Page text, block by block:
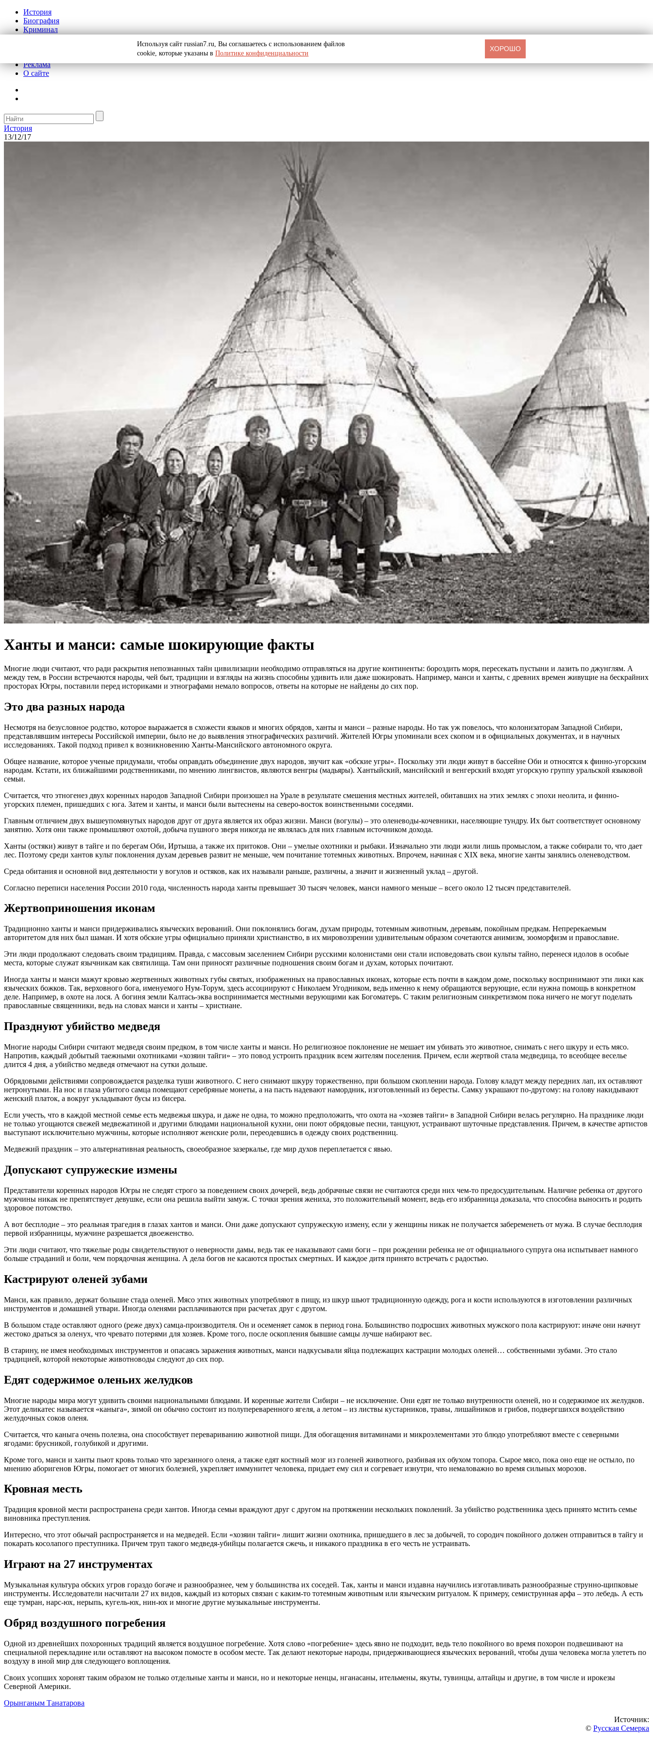
История
Биография
Криминал
Реклама
О сайте
История
13/12/17
Ханты и манси: самые шокирующие факты
Многие люди считают, что ради раскрытия непознанных тайн цивилизации необходимо отправляться на другие континенты: бороздить моря, пересекать пустыни и лазить по джунглям. А
между тем, в России встречаются народы, чей быт, традиции и взгляды на жизнь способны удивить или даже шокировать. Например, манси и ханты, с древних времен живущие на бескрайних
просторах Югры, поставили перед историками и этнографами немало вопросов, ответы на которые не найдены до сих пор.
Это два разных народа
Несмотря на безусловное родство, которое выражается в схожести языков и многих обрядов, ханты и манси – разные народы. Но так уж повелось, что колонизаторам Западной Сибири,
представлявшим интересы Российской империи, было не до выявления этнографических различий. Жителей Югры упоминали всех скопом и в официальных документах, и в научных
исследованиях. Такой подход привел к возникновению Ханты-Мансийского автономного округа.
Общее название, которое ученые придумали, чтобы оправдать объединение двух народов, звучит как «обские угры». Поскольку эти люди живут в бассейне Оби и относятся к финно-угорским
народам. Кстати, их ближайшими родственниками, по мнению лингвистов, являются венгры (мадьяры). Хантыйский, мансийский и венгерский входят угорскую группу уральской языковой
семьи.
Считается, что этногенез двух коренных народов Западной Сибири произошел на Урале в результате смешения местных жителей, обитавших на этих землях с эпохи неолита, и финно-
угорских племен, пришедших с юга. Затем и ханты, и манси были вытеснены на северо-восток воинственными соседями.
Главным отличием двух вышеупомянутых народов друг от друга является их образ жизни. Манси (вогулы) – это оленеводы-кочевники, населяющие тундру. Их быт соответствует основному
занятию. Хотя они также промышляют охотой, добыча пушного зверя никогда не являлась для них главным источником дохода.
Ханты (остяки) живут в тайге и по берегам Оби, Иртыша, а также их притоков. Они – умелые охотники и рыбаки. Изначально эти люди жили лишь промыслом, а также собирали то, что дает
лес. Поэтому среди хантов культ поклонения духам деревьев развит не меньше, чем почитание тотемных животных. Впрочем, начиная с XIX века, многие ханты занялись оленеводством.
Среда обитания и основной вид деятельности у вогулов и остяков, как их называли раньше, различны, а значит и жизненный уклад – другой.
Согласно переписи населения России 2010 года, численность народа ханты превышает 30 тысяч человек, манси намного меньше – всего около 12 тысяч представителей.
Жертвоприношения иконам
Традиционно ханты и манси придерживались языческих верований. Они поклонялись богам, духам природы, тотемным животным, деревьям, покойным предкам. Непререкаемым
авторитетом для них был шаман. И хотя обские угры официально приняли христианство, в их мировоззрении удивительным образом сочетаются анимизм, зооморфизм и православие.
Эти люди продолжают следовать своим традициям. Правда, с массовым заселением Сибири русскими колонистами они стали исповедовать свои культы тайно, перенеся идолов в особые
места, которые служат язычникам как святилища. Там они приносят различные подношения своим богам и духам, которых почитают.
Иногда ханты и манси мажут кровью жертвенных животных губы святых, изображенных на православных иконах, которые есть почти в каждом доме, поскольку воспринимают эти лики как
языческих божков. Так, верховного бога, именуемого Нум-Торум, здесь ассоциируют с Николаем Угодником, ведь именно к нему обращаются верующие, если нужна помощь в конкретном
деле. Например, в охоте на лося. А богиня земли Калтась-эква воспринимается местными верующими как Богоматерь. С таким религиозным синкретизмом пока ничего не могут поделать
православные священники, ведь на словах манси и ханты – христиане.
Празднуют убийство медведя
Многие народы Сибири считают медведя своим предком, в том числе ханты и манси. Но религиозное поклонение не мешает им убивать это животное, снимать с него шкуру и есть мясо.
Напротив, каждый добытый таежными охотниками «хозяин тайги» – это повод устроить праздник всем жителям поселения. Причем, если жертвой стала медведица, то всеобщее веселье
длится 4 дня, а убийство медведя отмечают на сутки дольше.
Обрядовыми действиями сопровождается разделка туши животного. С него снимают шкуру торжественно, при большом скоплении народа. Голову кладут между передних лап, их оставляют
нетронутыми. На нос и глаза убитого самца помещают серебряные монеты, а на пасть надевают намордник, изготовленный из бересты. Самку украшают по-другому: на голову накидывают
женский платок, а вокруг укладывают бусы из бисера.
Если учесть, что в каждой местной семье есть медвежья шкура, и даже не одна, то можно предположить, что охота на «хозяев тайги» в Западной Сибири велась регулярно. На празднике люди
не только угощаются свежей медвежатиной и другими блюдами национальной кухни, они поют обрядовые песни, танцуют, устраивают шуточные представления. Причем, в качестве артистов
выступают исключительно мужчины, которые исполняют женские роли, переодевшись в одежду своих родственниц.
Медвежий праздник – это альтернативная реальность, своеобразное зазеркалье, где мир духов переплетается с явью.
Допускают супружеские измены
Представители коренных народов Югры не следят строго за поведением своих дочерей, ведь добрачные связи не считаются среди них чем-то предосудительным. Наличие ребенка от другого
мужчины никак не препятствует девушке, если она решила выйти замуж. С точки зрения жениха, это положительный момент, ведь его избранница доказала, что способна выносить и родить
здоровое потомство.
А вот бесплодие – это реальная трагедия в глазах хантов и манси. Они даже допускают супружескую измену, если у женщины никак не получается забеременеть от мужа. В случае бесплодия
первой избранницы, мужчине разрешается двоеженство.
Эти люди считают, что тяжелые роды свидетельствуют о неверности дамы, ведь так ее наказывают сами боги – при рождении ребенка не от официального супруга она испытывает намного
больше страданий и боли, чем порядочная женщина. А дела богов не касаются простых смертных. И каждое дитя принято встречать с радостью.
Кастрируют оленей зубами
Манси, как правило, держат большие стада оленей. Мясо этих животных употребляют в пищу, из шкур шьют традиционную одежду, рога и кости используются в изготовлении различных
инструментов и домашней утвари. Иногда оленями расплачиваются при расчетах друг с другом.
В большом стаде оставляют одного (реже двух) самца-производителя. Он и осеменяет самок в период гона. Большинство подросших животных мужского пола кастрируют: иначе они начнут
жестоко драться за оленух, что чревато потерями для хозяев. Кроме того, после оскопления бывшие самцы лучше набирают вес.
В старину, не имея необходимых инструментов и опасаясь заражения животных, манси надкусывали яйца подлежащих кастрации молодых оленей… собственными зубами. Это стало
традицией, которой некоторые животноводы следуют до сих пор.
Едят содержимое оленьих желудков
Многие народы мира могут удивить своими национальными блюдами. И коренные жители Сибири – не исключение. Они едят не только внутренности оленей, но и содержимое их желудков.
Этот деликатес называется «каныга», зимой он обычно состоит из полупереваренного ягеля, а летом – из листвы кустарников, травы, лишайников и грибов, подвергшихся воздействию
желудочных соков оленя.
Считается, что каныга очень полезна, она способствует перевариванию животной пищи. Для обогащения витаминами и микроэлементами это блюдо употребляют вместе с северными
ягодами: брусникой, голубикой и другими.
Кроме того, манси и ханты пьют кровь только что зарезанного оленя, а также едят костный мозг из голеней животного, разбивая их обухом топора. Сырое мясо, пока оно еще не остыло, по
мнению аборигенов Югры, помогает от многих болезней, укрепляет иммунитет человека, придает ему сил и согревает изнутри, что немаловажно во время сильных морозов.
Кровная месть
Традиция кровной мести распространена среди хантов. Иногда семьи враждуют друг с другом на протяжении нескольких поколений. За убийство родственника здесь принято мстить семье
виновника преступления.
Интересно, что этот обычай распространяется и на медведей. Если «хозяин тайги» лишит жизни охотника, пришедшего в лес за добычей, то сородич покойного должен отправиться в тайгу и
покарать косолапого преступника. Причем труп такого медведя-убийцы полагается сжечь, и никакого праздника в его честь не устраивать.
Играют на 27 инструментах
Музыкальная культура обских угров гораздо богаче и разнообразнее, чем у большинства их соседей. Так, ханты и манси издавна научились изготавливать разнообразные струнно-щипковые
инструменты. Исследователи насчитали 27 их видов, каждый из которых связан с каким-то тотемным животным или языческим ритуалом. К примеру, семиструнная арфа – это лебедь. А есть
еще тумран, нарс-юх, нерыпь, кугель-юх, нин-юх и многие другие музыкальные инструменты.
Обряд воздушного погребения
Одной из древнейших похоронных традиций является воздушное погребение. Хотя слово «погребение» здесь явно не подходит, ведь тело покойного во время похорон подвешивают на
специальной перекладине или оставляют на высоком помосте в особом месте. Так делают некоторые народы, придерживающиеся языческих верований, чтобы душа человека могла улететь по
воздуху в иной мир для следующего воплощения.
Своих усопших хоронят таким образом не только отдельные ханты и манси, но и некоторые ненцы, нганасаны, ительмены, якуты, тувинцы, алтайцы и другие, в том числе и ирокезы
Северной Америки.
Орынганым Танатарова
Источник:
© Русская Семерка
Используя сайт russian7.ru, Вы соглашаетесь с использованием файлов
cookie, которые указаны в Политике конфиденциальности
ХОРОШО